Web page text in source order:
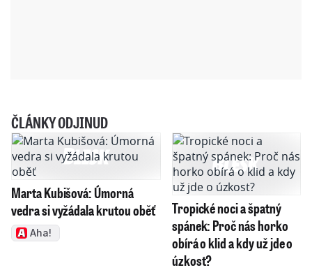
ČLÁNKY ODJINUD
Marta Kubišová: Úmorná
vedra si vyžádala krutou oběť
Aha!
Tropické noci a špatný
spánek: Proč nás horko
obírá o klid a kdy už jde o
úzkost?